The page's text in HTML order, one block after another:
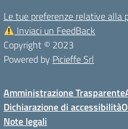
Le tue preferenze relative alla
Inviaci un FeedBack
Copyright © 2023
Powered by Picieffe Srl
Amministrazione Trasparente
Dichiarazione di accessibilità
Note legali